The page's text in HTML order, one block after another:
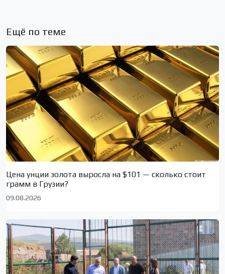
Ещё по теме
Цена унции золота выросла на $101 — сколько стоит
грамм в Грузии?
09.08.2026